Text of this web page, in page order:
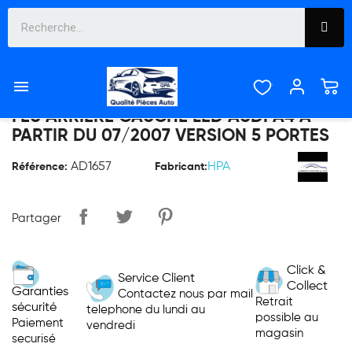

 
FEU ARRIERE GAUCHE LED AUDI A4 À
PARTIR DU 07/2007 VERSION 5 PORTES
Référence: AD1657 Fabricant: HPA
Partager
Garanties
sécurité
Paiement
securisé
Service Client
Contactez nous par mail
telephone du lundi au
vendredi
Click &
Collect
Retrait
possible au
magasin